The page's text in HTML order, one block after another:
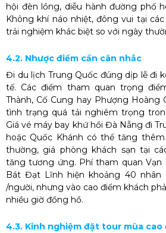
hội đèn lồng, diễu hành đường phố
Không khí náo nhiệt, đông vui tại
trải nghiệm khác biệt so với ngày
4.2. Nhược điểm cần cân nhắc
Đi du lịch Trung Quốc đúng dịp lễ đi
tế. Các điểm tham quan trọng
Thành, Cố Cung hay Phượng Hoàng
tình trạng quá tải nghiêm trọng
Giá vé máy bay khứ hồi Đà Nẵng đi
hoặc Quốc Khánh có thể tăng
thường, giá phòng khách sạn tại
tăng tương ứng. Phí tham quan Vạn
Bát Đạt Lĩnh hiện khoảng 40 nhân
/người, nhưng vào cao điểm khách
nhiều giờ đồng hồ.
4.3. Kinh nghiệm đặt tour mùa cao